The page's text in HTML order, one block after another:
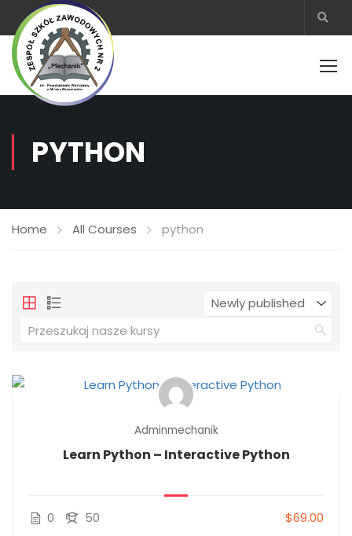
PYTHON
Home All Courses python
Adminmechanik
Learn Python – Interactive Python
0 50 $69.00